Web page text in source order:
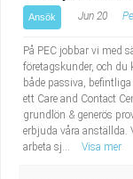
Ansök Jun 20
På PEC jobbar vi med
företagskunder, och
både passiva,
ett Care and Contact
grundlön & generös
erbjuda våra anställda.
arbeta sj...
Visa mer